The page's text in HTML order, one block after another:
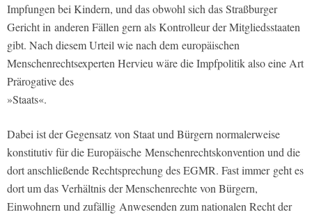
Impfungen bei Kindern, und das obwohl sich das Straßburger
Gericht in anderen Fällen gern als Kontrolleur der Mitgliedsstaaten
gibt. Nach diesem Urteil wie nach dem europäischen
Menschenrechtsexperten Hervieu wäre die Impfpolitik also eine Art
Prärogative des
»Staats«.
Dabei ist der Gegensatz von Staat und Bürgern normalerweise
konstitutiv für die Europäische Menschenrechtskonvention und die
dort anschließende Rechtsprechung des EGMR. Fast immer geht es
dort um das Verhältnis der Menschenrechte von Bürgern,
Einwohnern und zufällig Anwesenden zum nationalen Recht der